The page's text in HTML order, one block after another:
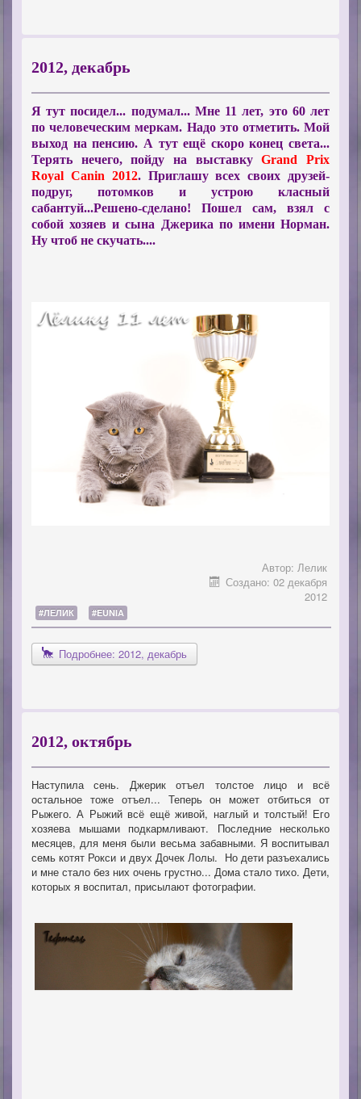
2012, декабрь
Я тут посидел... подумал... Мне 11 лет, это 60 лет
по человеческим меркам. Надо это отметить. Мой
выход на пенсию. А тут ещё скоро конец света...
Терять нечего, пойду на выставкуGrand Prix
Royal Canin 2012. Приглашу всех своих друзей-
подруг, потомков и устрою класный
сабантуй...Решено-сделано! Пошел сам, взял с
собой хозяев и сына Джерика по имени Норман.
Ну чтоб не скучать....
Автор: Лелик
Создано: 02 декабря
2012
#ЛЕЛИК #EUNIA
Подробнее: 2012, декабрь
2012, октябрь
Наступила сень. Джерик отъел толстое лицо и всё
остальное тоже отъел... Теперь он может отбиться от
Рыжего. А Рыжий всё ещё живой, наглый и толстый! Его
хозяева мышами подкармливают. Последние несколько
месяцев, для меня были весьма забавными. Я воспитывал
семь котят Рокси и двух Дочек Лолы. Но дети разъехались
и мне стало без них очень грустно... Дома стало тихо. Дети,
которых я воспитал, присылают фотографии.